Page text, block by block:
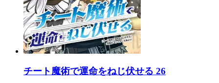
チート魔術で運命をねじ伏せる 26